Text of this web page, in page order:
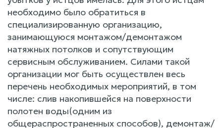
необходимо было обратиться в
специализированную организацию,
занимающуюся монтажом/демонтажом
натяжных потолков и сопутствующим
сервисным обслуживанием. Силами такой
организации мог быть осуществлен весь
перечень необходимых мероприятий, в том
числе: слив накопившейся на поверхности
полотен воды(одним из
общераспространенных способов), демонтаж/